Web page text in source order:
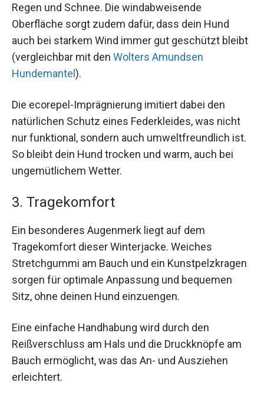
Regen und Schnee. Die windabweisende
Oberfläche sorgt zudem dafür, dass dein Hund
auch bei starkem Wind immer gut geschützt bleibt
(vergleichbar mit den Wolters Amundsen
Hundemantel).
Die ecorepel-Imprägnierung imitiert dabei den
natürlichen Schutz eines Federkleides, was nicht
nur funktional, sondern auch umweltfreundlich ist.
So bleibt dein Hund trocken und warm, auch bei
ungemütlichem Wetter.
3. Tragekomfort
Ein besonderes Augenmerk liegt auf dem
Tragekomfort dieser Winterjacke. Weiches
Stretchgummi am Bauch und ein Kunstpelzkragen
sorgen für optimale Anpassung und bequemen
Sitz, ohne deinen Hund einzuengen.
Eine einfache Handhabung wird durch den
Reißverschluss am Hals und die Druckknöpfe am
Bauch ermöglicht, was das An- und Ausziehen
erleichtert.